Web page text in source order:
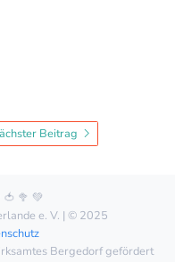
Beitrag
🥦 💚
e. V. | © 2025
Bergedorf gefördert